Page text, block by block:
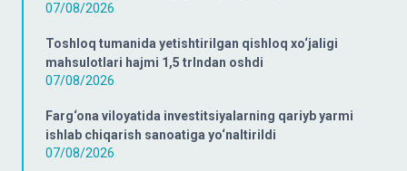
07/08/2026
Toshloq tumanida yetishtirilgan qishloq xo‘jaligi
mahsulotlari hajmi 1,5 trlndan oshdi
07/08/2026
Farg‘ona viloyatida investitsiyalarning qariyb yarmi
ishlab chiqarish sanoatiga yo‘naltirildi
07/08/2026